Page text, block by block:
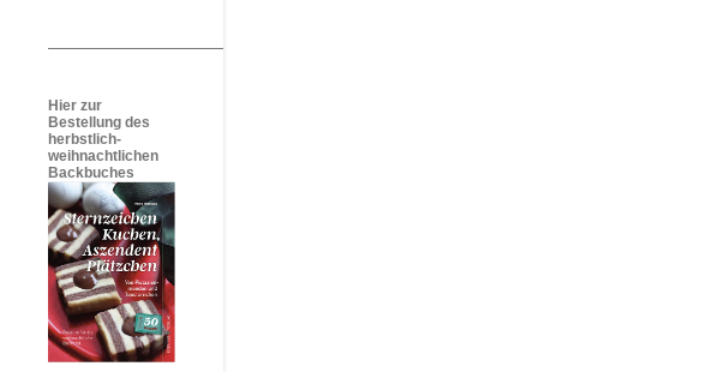
Hier zur
Bestellung des
herbstlich-
weihnachtlichen
Backbuches